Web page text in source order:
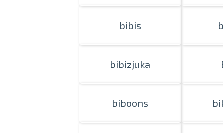
bibis
bibizjuka
biboons